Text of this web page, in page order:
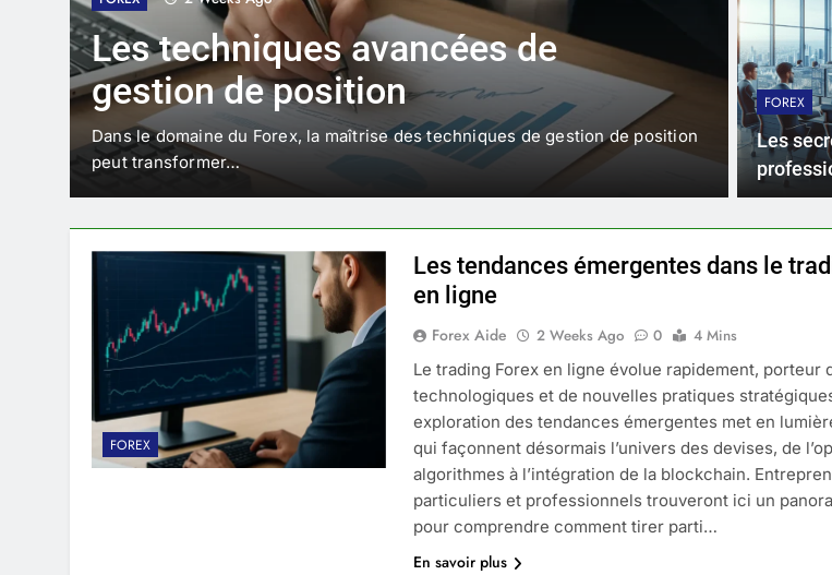
Les techniques avancées de
gestion de position
Dans le domaine du Forex, la maîtrise des techniques de gestion de position
peut transformer…
Les
Les
offrent
FOREX
Les
FOREX
Les tendances émergentes dans le
en ligne
Forex Aide 2 Weeks Ago 0
4 Mins
Le trading Forex en ligne évolue rapidement, porteur
technologiques et de nouvelles pratiques
exploration des tendances émergentes met en
qui façonnent désormais l’univers des devises, de
algorithmes à l’intégration de la blockchain.
particuliers et professionnels trouveront ici un
pour comprendre comment tirer parti…
En savoir plus